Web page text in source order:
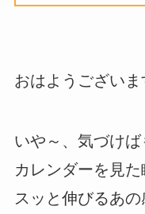
おはようございま
いや～、気づけば
カレンダーを見
スッと伸びるあ